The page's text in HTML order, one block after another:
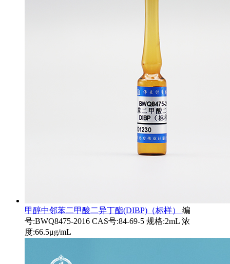
甲醇中邻苯二甲酸二异丁酯(DIBP)（标样） 编
号:BWQ8475-2016 CAS号:84-69-5 规格:2mL 浓
度:66.5μg/mL